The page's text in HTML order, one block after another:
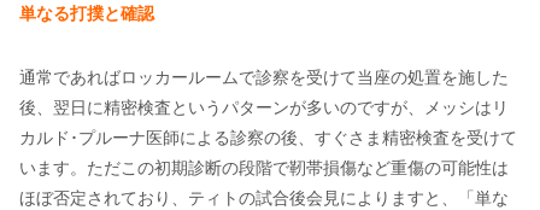
単なる打撲と確認
通常であればロッカールームで診察を受けて当座の処置を施した
後、翌日に精密検査というパターンが多いのですが、メッシはリ
カルド･プルーナ医師による診察の後、すぐさま精密検査を受けて
います。ただこの初期診断の段階で靭帯損傷など重傷の可能性は
ほぼ否定されており、ティトの試合後会見によりますと、「単な